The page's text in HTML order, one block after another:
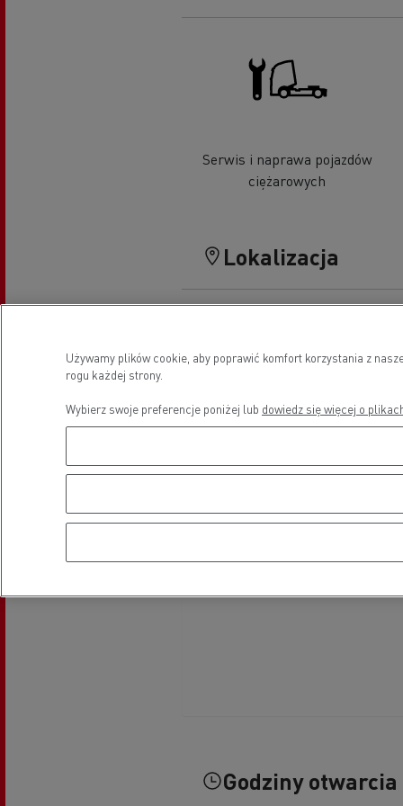
Serwis i naprawa pojazdów
ciężarowych
Lokalizacja
Godziny otwarcia
Używamy plików cookie, aby poprawić komfort korzystania z
rogu każdej strony.
Wybierz swoje preferencje poniżej lub dowiedz się więcej o